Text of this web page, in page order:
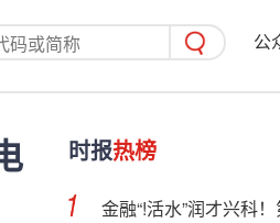
公
时报热榜